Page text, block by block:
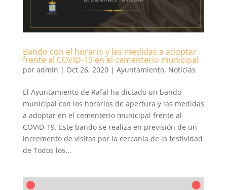
Bando con el horario y las medidas a adoptar
frente al COVID-19 en el cementerio municipal
por admin | Oct 26, 2020| Ayuntamiento, Noticias
El Ayuntamiento de Rafal ha dictado un bando
municipal con los horarios de apertura y las medidas
a adoptar en el cementerio municipal frente al
COVID-19. Este bando se realiza en previsión de un
incremento de visitas por la cercanía de la festividad
de Todos los...